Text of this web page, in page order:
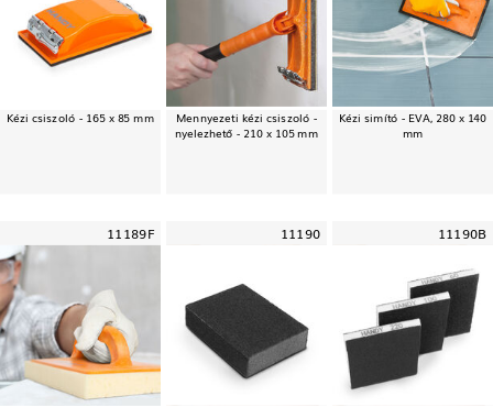
Kézi csiszoló - 165 x 85 mm Mennyezeti kézi csiszoló -
nyelezhető - 210 x 105 mm
Kézi simító - EVA, 280 x 140
mm
11189F 11190 11190B